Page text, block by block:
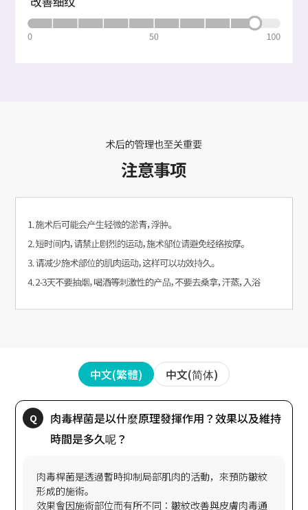
中文(繁體) 中文(简体)
肉毒桿菌是以什麼原理發揮作用？效果以及維持
肉毒桿菌是透過暫時抑制局部肌肉的活動，來預防皺紋
形成的施術。
效果會因施術部位而有所不同：皺紋改善與皮膚肉毒通